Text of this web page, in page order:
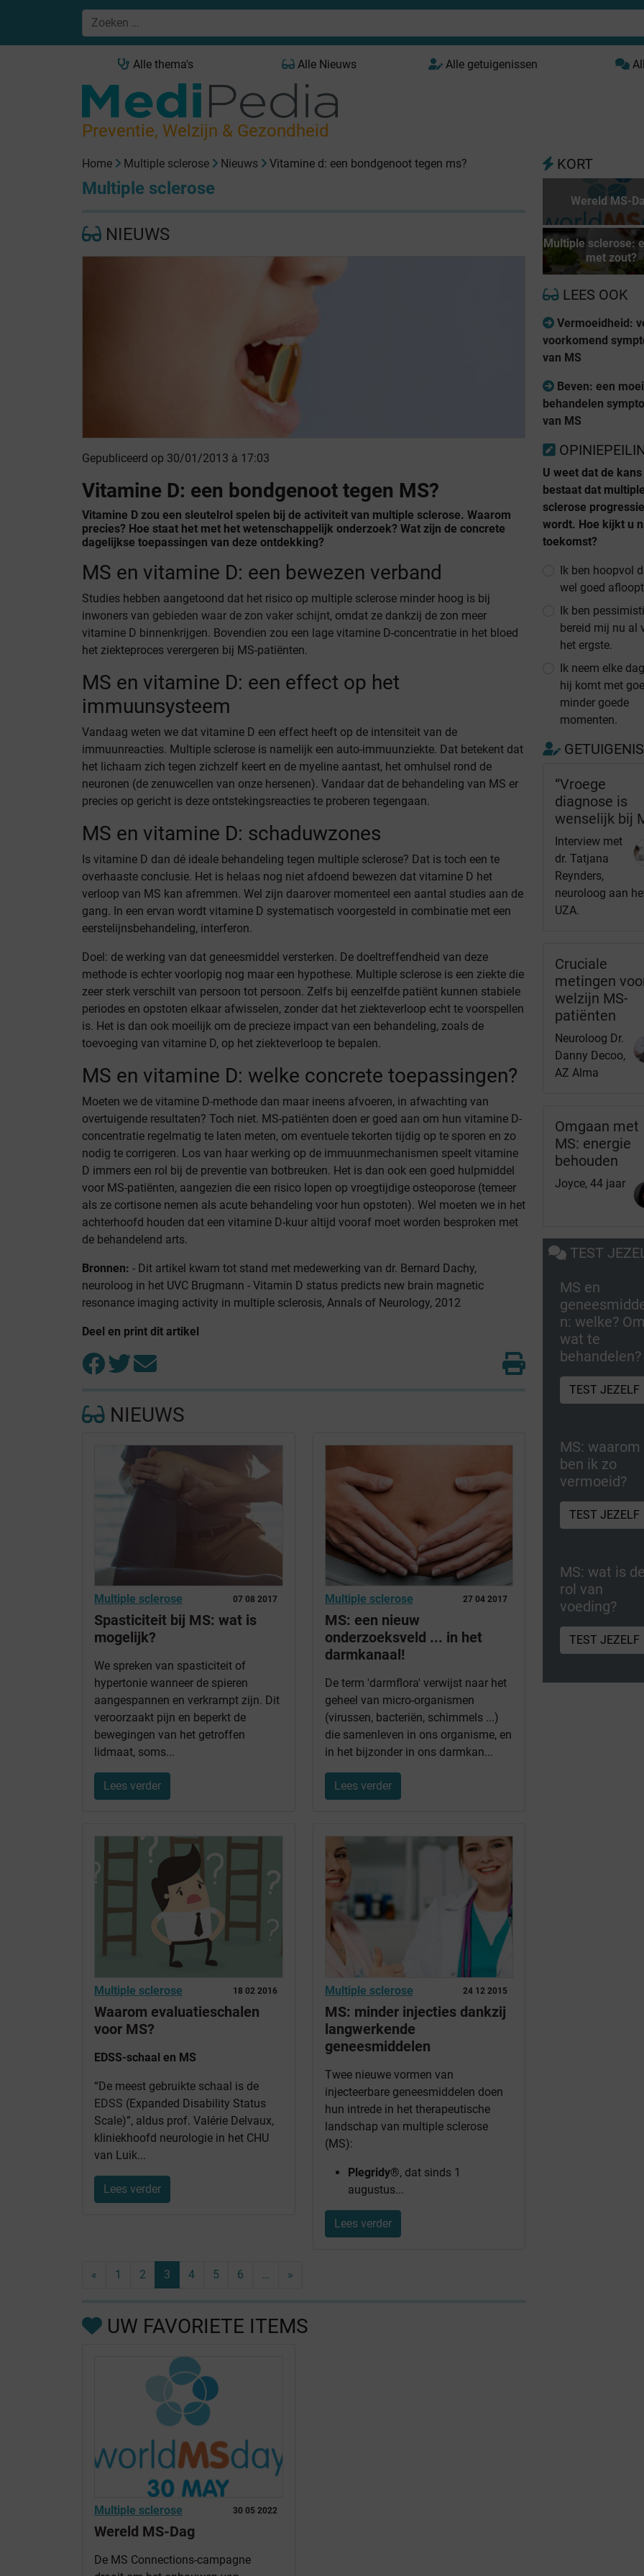
Alle thema's Alle Nieuws Alle getuigenissen
Preventie, Welzijn & Gezondheid
Home Multiple sclerose Nieuws Vitamine d: een bondgenoot tegen ms?
Multiple sclerose
NIEUWS
Gepubliceerd op 30/01/2013 à 17:03
Vitamine D: een bondgenoot tegen MS?
Vitamine D zou een sleutelrol spelen bij de activiteit van multiple sclerose. Waarom
precies? Hoe staat het met het wetenschappelijk onderzoek? Wat zijn de concrete
dagelijkse toepassingen van deze ontdekking?
MS en vitamine D: een bewezen verband
Studies hebben aangetoond dat het risico op multiple sclerose minder hoog is bij
inwoners van gebieden waar de zon vaker schijnt, omdat ze dankzij de zon meer
vitamine D binnenkrijgen. Bovendien zou een lage vitamine D-concentratie in het bloed
het ziekteproces verergeren bij MS-patiënten.
MS en vitamine D: een effect op het
immuunsysteem
Vandaag weten we dat vitamine D een effect heeft op de intensiteit van de
immuunreacties. Multiple sclerose is namelijk een auto-immuunziekte. Dat betekent dat
het lichaam zich tegen zichzelf keert en de myeline aantast, het omhulsel rond de
neuronen (de zenuwcellen van onze hersenen). Vandaar dat de behandeling van MS er
precies op gericht is deze ontstekingsreacties te proberen tegengaan.
MS en vitamine D: schaduwzones
Is vitamine D dan dé ideale behandeling tegen multiple sclerose? Dat is toch een te
overhaaste conclusie. Het is helaas nog niet afdoend bewezen dat vitamine D het
verloop van MS kan afremmen. Wel zijn daarover momenteel een aantal studies aan de
gang. In een ervan wordt vitamine D systematisch voorgesteld in combinatie met een
eerstelijnsbehandeling, interferon.
Doel: de werking van dat geneesmiddel versterken. De doeltreffendheid van deze
methode is echter voorlopig nog maar een hypothese. Multiple sclerose is een ziekte die
zeer sterk verschilt van persoon tot persoon. Zelfs bij eenzelfde patiënt kunnen stabiele
periodes en opstoten elkaar afwisselen, zonder dat het ziekteverloop echt te voorspellen
is. Het is dan ook moeilijk om de precieze impact van een behandeling, zoals de
toevoeging van vitamine D, op het ziekteverloop te bepalen.
MS en vitamine D: welke concrete toepassingen?
Moeten we de vitamine D-methode dan maar ineens afvoeren, in afwachting van
overtuigende resultaten? Toch niet. MS-patiënten doen er goed aan om hun vitamine D-
concentratie regelmatig te laten meten, om eventuele tekorten tijdig op te sporen en zo
nodig te corrigeren. Los van haar werking op de immuunmechanismen speelt vitamine
D immers een rol bij de preventie van botbreuken. Het is dan ook een goed hulpmiddel
voor MS-patiënten, aangezien die een risico lopen op vroegtijdige osteoporose (temeer
als ze cortisone nemen als acute behandeling voor hun opstoten). Wel moeten we in het
achterhoofd houden dat een vitamine D-kuur altijd vooraf moet worden besproken met
de behandelend arts.
Bronnen: - Dit artikel kwam tot stand met medewerking van dr. Bernard Dachy,
neuroloog in het UVC Brugmann - Vitamin D status predicts new brain magnetic
resonance imaging activity in multiple sclerosis, Annals of Neurology, 2012
Deel en print dit artikel
NIEUWS
07 08 2017
Multiple sclerose
Spasticiteit bij MS: wat is
mogelijk?
We spreken van spasticiteit of
hypertonie wanneer de spieren
aangespannen en verkrampt zijn. Dit
veroorzaakt pijn en beperkt de
bewegingen van het getroffen
lidmaat, soms...
Lees verder
27 04 2017
Multiple sclerose
MS: een nieuw
onderzoeksveld ... in het
darmkanaal!
De term 'darmflora' verwijst naar het
geheel van micro-organismen
(virussen, bacteriën, schimmels ...)
die samenleven in ons organisme, en
in het bijzonder in ons darmkan...
Lees verder
18 02 2016
Multiple sclerose
Waarom evaluatieschalen
voor MS?
EDSS-schaal en MS
“De meest gebruikte schaal is de
EDSS (Expanded Disability Status
Scale)”, aldus prof. Valérie Delvaux,
kliniekhoofd neurologie in het CHU
van Luik...
Lees verder
24 12 2015
Multiple sclerose
MS: minder injecties dankzij
langwerkende
geneesmiddelen
Twee nieuwe vormen van
injecteerbare geneesmiddelen doen
hun intrede in het therapeutische
landschap van multiple sclerose
(MS):
Plegridy®, dat sinds 1
augustus...
Lees verder
« 1 2 3 4 5 6 … »
UW FAVORIETE ITEMS
30 05 2022
Multiple sclerose
Wereld MS-Dag
De MS Connections-campagne
KORT
Wereld MS-
Multiple sclerose:
met zout?
LEES OOK
Vermoeidheid:
voorkomend
van MS
Beven: een
behandelen
van MS
U weet dat de kans
bestaat dat multiple
sclerose
wordt. Hoe kijkt u
toekomst?
Ik ben hoopvol
wel goed
Ik ben
bereid mij nu al
het ergste.
Ik neem elke
hij komt met
minder goede
momenten.
“Vroege
diagnose is
wenselijk bij
Interview met
dr. Tatjana
Reynders,
neuroloog aan
UZA.
Cruciale
metingen
welzijn MS-
patiënten
Neuroloog Dr.
Danny Decoo,
AZ Alma
Omgaan met
MS: energie
behouden
Joyce, 44 jaar
TEST
MS en
n: welke? Om
wat te
behandelen?
TEST JEZELF
MS: waarom
ben ik zo
vermoeid?
TEST JEZELF
MS: wat is de
rol van
voeding?
TEST JEZELF